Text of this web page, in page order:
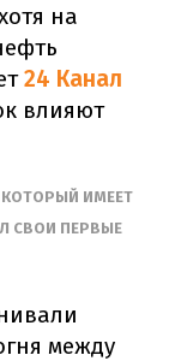
на
24 Канал
влияют
ИМЕЕТ
СВОИ ПЕРВЫЕ
между